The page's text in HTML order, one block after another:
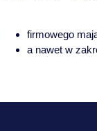
firmowego
a nawet w